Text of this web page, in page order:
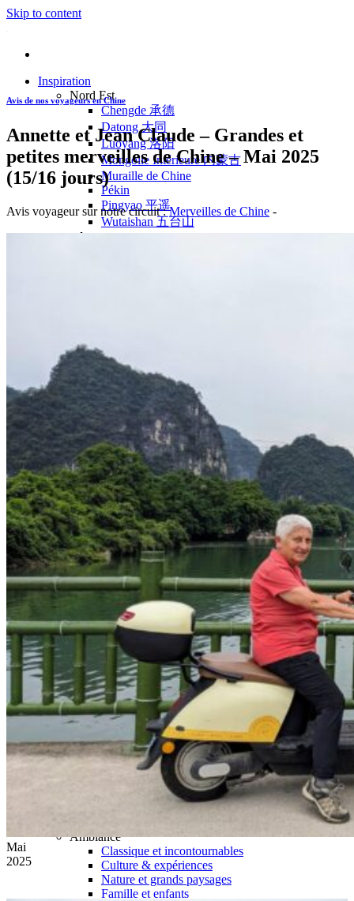
Skip to content
Inspiration
Nord Est
Chengde 承德
Datong 大同
Luoyang 洛阳
Mongolie Intérieure 内蒙古
Muraille de Chine
Pékin
Pingyao 平遥
Wutaishan 五台山
Côte Est
Suzhou 苏州
Nord Ouest
Gansu 甘肃
Dunhuang – 敦煌
Jiayuguan – 嘉峪关
Qinghai 青海
Xi’an 西安市
Xinjiang 新疆
Kashgar
Turpan
Sud Est
Canton 广州
Fujian 福建
Hong Kong 香港
Hunan 湖南
Ile d’Hainan 海南
Macao 澳门
Taïwan 台湾
Shenzhen
Sud Ouest
Chongqing 重庆
Guangxi 广西
Guizhou 贵州
Hubei
Sichuan 四川
Tibet 西藏
Yunnan 云南
Circuits sur mesure
Ambiance
Classique et incontournables
Culture & expériences
Nature et grands paysages
Famille et enfants
Avis de nos voyageurs en Chine
Annette et Jean Claude – Grandes et
petites merveilles de Chine – Mai 2025
(15/16 jours)
Avis voyageur sur notre circuit :Merveilles de Chine -
Mai
2025